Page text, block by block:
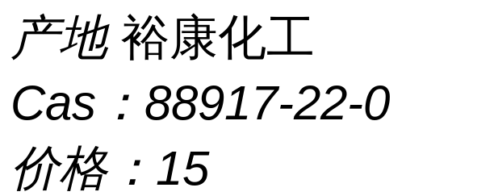
产地 裕康化工
Cas： 88917-22-0
价格： 15